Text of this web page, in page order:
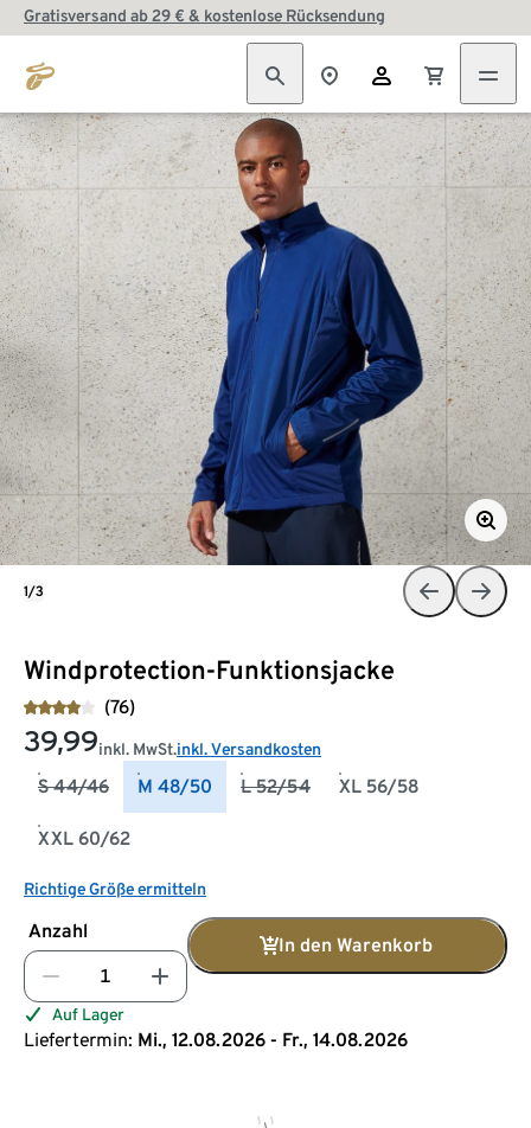
Gratisversand ab 29 € & kostenlose Rücksendung
Windprotection-Funktionsjacke
(76)
39,99inkl. MwSt.inkl. Versandkosten
S 44/46 M 48/50 L 52/54 XL 56/58
XXL 60/62
Richtige Größe ermitteln
Anzahl
In den Warenkorb
Auf Lager
Liefertermin: Mi., 12.08.2026 - Fr., 14.08.2026
1/3